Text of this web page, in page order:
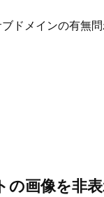
ドメインの有無
画像を非